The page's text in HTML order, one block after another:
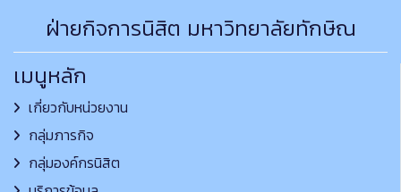
ฝ่ายกิจการนิสิต มหาวิทยาลัยทักษิณ
เมนูหลัก
เกี่ยวกับหน่วยงาน
กลุ่มภารกิจ
กลุ่มองค์กรนิสิต